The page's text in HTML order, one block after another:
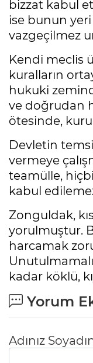
bizzat kabul
ise bunun yeri
vazgeçilmez
Kendi meclis
kuralların
hukuki
ve doğrudan
ötesinde,
Devletin
vermeye
teamülle,
kabul
Zonguldak,
yorulmuştur.
harcamak
kadar köklü,
Yorum
Adınız